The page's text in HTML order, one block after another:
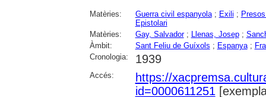
Matèries: Guerra civil espanyola; Exili ;
Epistolari
Matèries:
Gay, Salvador; Llenas, Josep;
Àmbit:
Sant Feliu de Guíxols ; Espanya;
Cronologia:
1939
Accés:
https://
id=0000611251